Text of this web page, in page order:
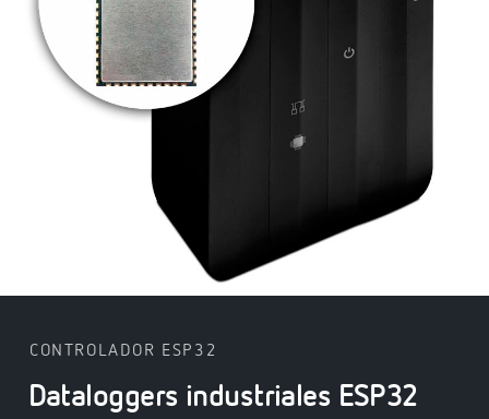
CONTROLADOR ESP32
Dataloggers industriales ESP32